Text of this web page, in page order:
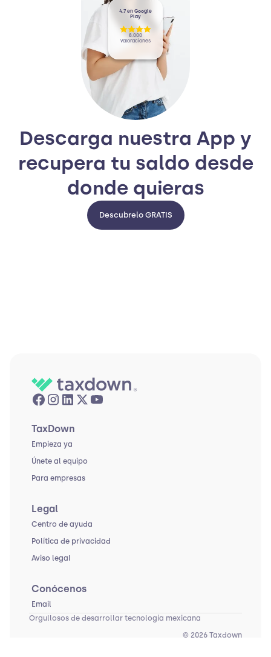
4.7 en Google
Play
8.000
valoraciones
Descarga nuestra App y
recupera tu saldo desde
donde quieras
Descubrelo GRATIS
TaxDown
Empieza ya
Únete al equipo
Para empresas
Legal
Centro de ayuda
Política de privacidad
Aviso legal
Conócenos
Email
Orgullosos de desarrollar tecnología mexicana
© 2026 Taxdown